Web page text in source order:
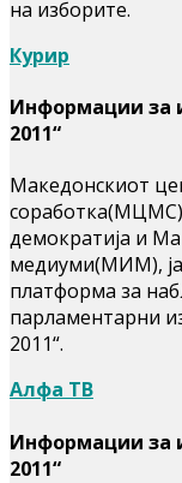
на изборите.
Курир
Информации за
2011“
Македонскиот
демократија и
медиуми(МИМ), ја
платформа за
парламентарни
2011“.
Алфа ТВ
Информации за
2011“